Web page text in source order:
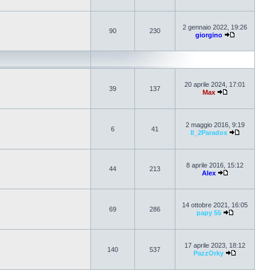
90 230
2 gennaio 2022, 19:26
giorgino
39 137
20 aprile 2024, 17:01
Max
6 41
2 maggio 2016, 9:19
Il_2Paradox
44 213
8 aprile 2016, 15:12
Alex
69 286
14 ottobre 2021, 16:05
papy 55
140 537
17 aprile 2023, 18:12
PazzOrky